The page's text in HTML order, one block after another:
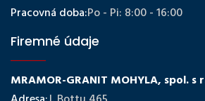
Pracovná doba:Po - Pi: 8:00 - 16:00
Firemné údaje
MRAMOR-GRANIT MOHYLA, spol. s